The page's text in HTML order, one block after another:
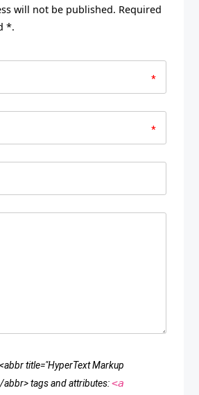
will not be published. Required
*.
*
*
title="HyperText Markup
abbr> tags and attributes:<a